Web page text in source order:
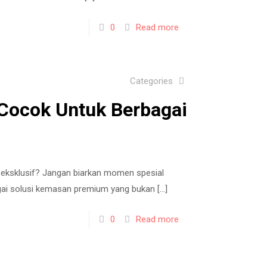
0 Read more
Categories
Untuk Berbagai
Jangan biarkan momen spesial
solusi kemasan premium yang bukan […]
0 Read more